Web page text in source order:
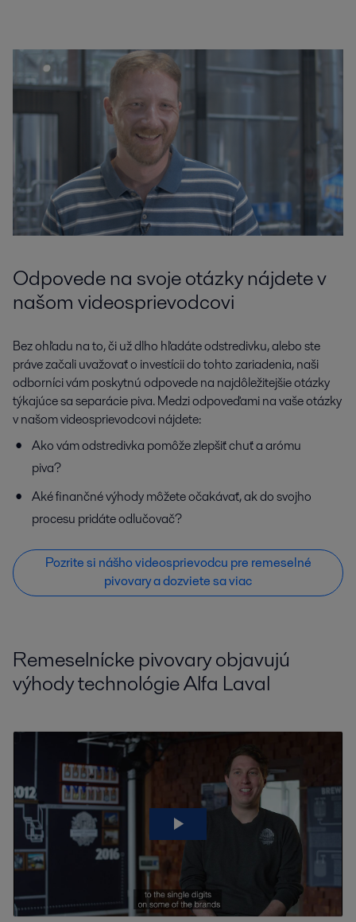
Odpovede na svoje otázky nájdete v
našom videosprievodcovi
Bez ohľadu na to, či už dlho hľadáte odstredivku, alebo ste
práve začali uvažovať o investícii do tohto zariadenia, naši
odborníci vám poskytnú odpovede na najdôležitejšie otázky
týkajúce sa separácie piva. Medzi odpoveďami na vaše otázky
v našom videosprievodcovi nájdete:
Ako vám odstredivka pomôže zlepšiť chuť a arómu
piva?
Aké finančné výhody môžete očakávať, ak do svojho
procesu pridáte odlučovač?
Pozrite si nášho videosprievodcu pre remeselné
pivovary a dozviete sa viac
Remeselnícke pivovary objavujú
výhody technológie Alfa Laval